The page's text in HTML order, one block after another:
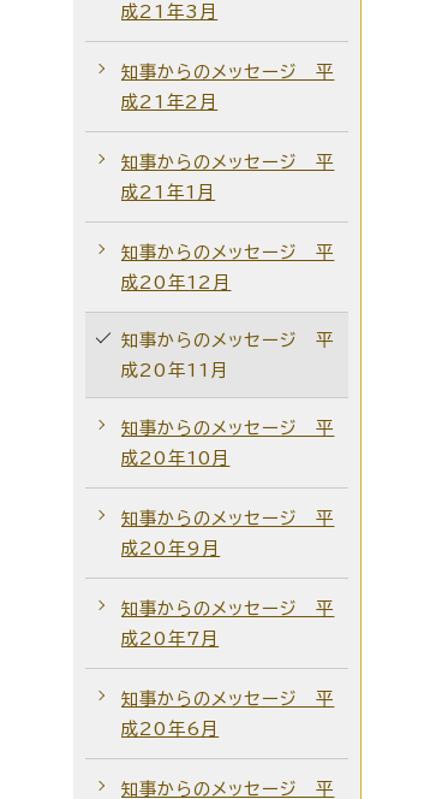
成21年3月
知事からのメッセージ 平
成21年2月
知事からのメッセージ 平
成21年1月
知事からのメッセージ 平
成20年12月
知事からのメッセージ 平
成20年11月
知事からのメッセージ 平
成20年10月
知事からのメッセージ 平
成20年9月
知事からのメッセージ 平
成20年7月
知事からのメッセージ 平
成20年6月
知事からのメッセージ 平